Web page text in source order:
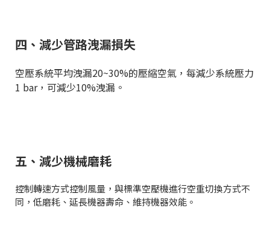
四、減少管路洩漏損失
空壓系統平均洩漏20~30%的壓縮空氣，每減少系統壓力
1 bar，可減少10%洩漏。
五、減少機械磨耗
控制轉速方式控制風量，與標準空壓機進行空重切換方式不
同，低磨耗、延長機器壽命、維持機器效能。